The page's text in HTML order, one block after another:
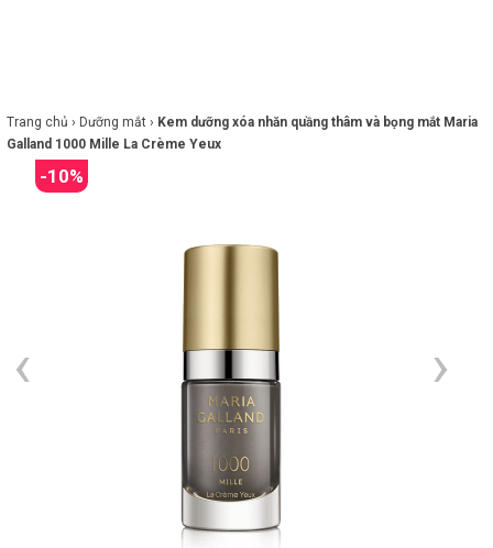
FEATURED BRAND
Trang chủ › Dưỡng mắt › Kem dưỡng xóa nhăn quầng thâm và bọng mắt Maria
Galland 1000 Mille La Crème Yeux
-10%